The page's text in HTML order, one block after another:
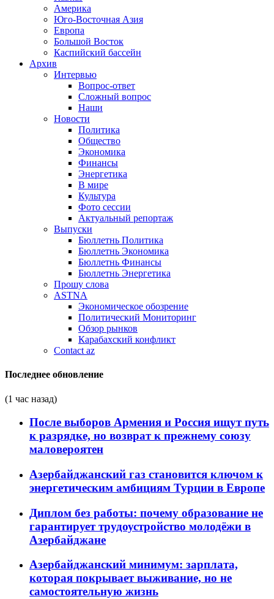
Америка
Юго-Восточная Азия
Европа
Большой Восток
Каспийский бассейн
Архив
Интервью
Вопрос-ответ
Сложный вопрос
Наши
Новости
Политика
Общество
Экономика
Финансы
Энергетика
В мире
Культура
Фото сессии
Актуальный репортаж
Выпуски
Бюллетнь Политика
Бюллетнь Экономика
Бюллетнь Финансы
Бюллетнь Энергетика
Прошу слова
ASTNA
Экономическое обозрение
Политический Мониторинг
Обзор рынков
Карабахский конфликт
Contact az
Последнее обновление
(1 час назад)
После выборов Армения и Россия ищут путь
к разрядке, но возврат к прежнему союзу
маловероятен
Азербайджанский газ становится ключом к
энергетическим амбициям Турции в Европе
Диплом без работы: почему образование не
гарантирует трудоустройство молодёжи в
Азербайджане
Азербайджанский минимум: зарплата,
которая покрывает выживание, но не
самостоятельную жизнь